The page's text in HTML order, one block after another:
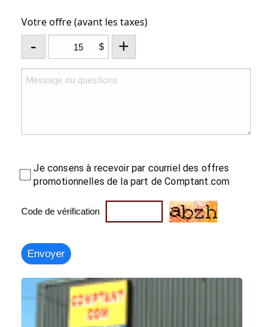
Votre offre (avant les taxes)
- $ +
Je consens à recevoir par courriel des offres
promotionnelles de la part de Comptant.com
Code de vérification